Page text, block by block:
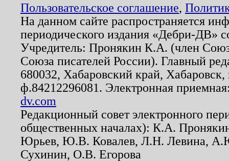
Пользовательское соглашение,
На данном сайте распространяется
периодического издания «Дебри-ДВ»
Учредитель: Пронякин К.А. (член
Союза писателей России). Главный
680032, Хабаровский край,
ф.84212296081. Электронная
dv.com
Редакционный совет электронного
общественных началах): К.А.
Юрьев, Ю.В. Ковалев, Л.Н. Левина,
Сухинин, О.В. Егорова